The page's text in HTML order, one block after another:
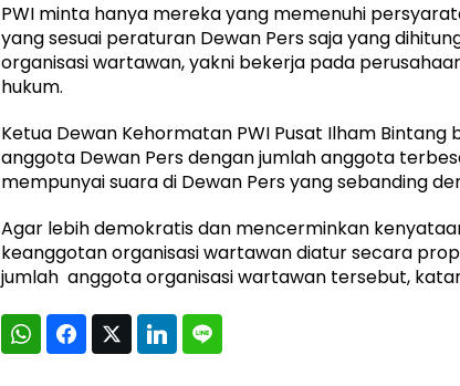
PWI minta hanya mereka yang memenuhi
yang sesuai peraturan Dewan Pers saja yang
organisasi wartawan, yakni bekerja pada
hukum.
Ketua Dewan Kehormatan PWI Pusat Ilham
anggota Dewan Pers dengan jumlah anggota
mempunyai suara di Dewan Pers yang sebanding
Agar lebih demokratis dan mencerminkan
keanggotan organisasi wartawan diatur secara
jumlah anggota organisasi wartawan tersebut,